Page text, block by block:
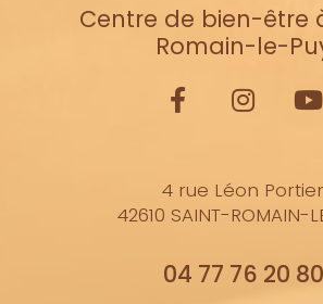
Centre de bien-être
Romain-le-
4 rue Léon Portier
42610 SAINT-ROMAIN-
04 77 76 20 80